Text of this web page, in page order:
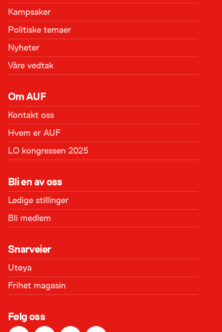
Kampsaker
Politiske temaer
Nyheter
Våre vedtak
Om AUF
Kontakt oss
Hvem er AUF
LO kongressen 2025
Bli en av oss
Ledige stillinger
Bli medlem
Snarveier
Utøya
Frihet magasin
Følg oss